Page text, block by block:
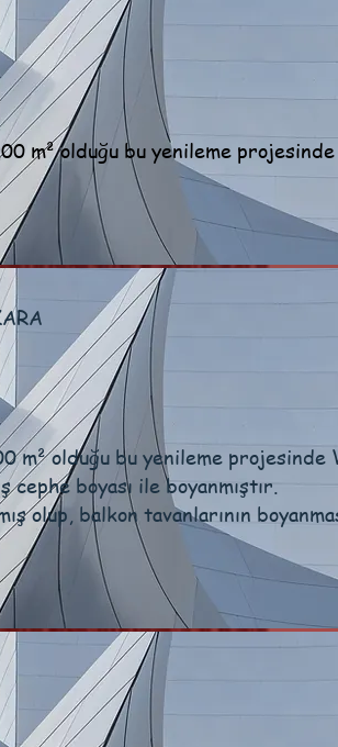
m² olduğu bu yenileme
m² olduğu bu yenileme
cephe boyası ile boyanmıştır.
olup, balkon tavanlarının